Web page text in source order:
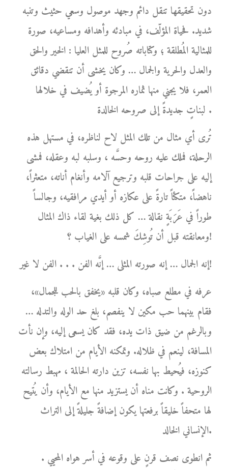
دون تحقيقها تنقل دائم وجهد موصول وسعي حثيث وتنبه
شديد. فحياة المؤلّف، في مبادئه وأهدافه ومساعيه، صورة
للمثالية المُطلقة ؛ وكتاباته صُروح للمثل العليا : الخير والحق
والعدل والحرية والجمال … وكان يخشى أن تنقضي دقائق
العمر، فلا يجني منها ثماره المرجوة أو يُضيف في خلالها
لبناتٍ جديدةً إلى صروحه الخالدة .
تُرى أي مثال من تلك المثل لاح لناظره، في مستهل هذه
الرحلة، فملك عليه روحه وحسَّه ، وسلبه لبه وعقله، فمشى
إليه على جراحات قلبه وترجيع آلامه وأنغام أناته، متعثراً،
ناهضاً، متكئاً تارةً على عكازه أو أيدي مرافقيه، وجالساً
طوراً في عَرَبَةٍ نقالة … كل ذلك بغية لقاء ذاك المثال
ومعانقته قبل أن تُوشِكَ شمسه على الغياب ؟!
إنه الجمال … إنه صورته المثلى … إنَّه الفن . . . الفن لا غير!
عرفه في مطلع صباه، وكان قلبه «يخفق بالحب للجمال»،
فقام بينهما حب مكين لا ينفصم، بلغ حد الوله والتدله …
وبالرغم من ضيق ذات يده، فقد كان يسعى إليه، وإن نأت
المسافة، لينعم في ظلاله. وتمكنه الأيام من امتلاك بعض
كنوزه، فيُحيط بها نفسه، تزين دارته الحالمة ، مهبط رسالته
الروحية . وكانت مناه أن يستزيد منها مع الأيام، وأن يُتيح
لها متحفاً خليقاً برفعتها يكون إضافةً جليلةً إلى التراث
الإنساني الخالد.
ثم انطوى نصف قرنٍ على وقوعه في أسر هواه المحيي .